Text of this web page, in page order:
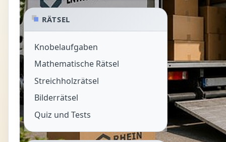
RÄTSEL
Knobelaufgaben
Mathematische Rätsel
Streichholzrätsel
Bilderrätsel
Quiz und Tests